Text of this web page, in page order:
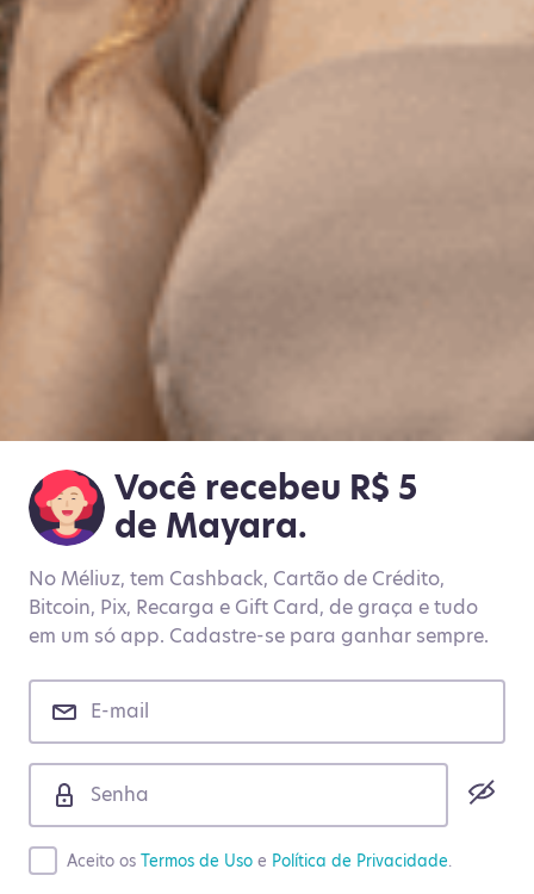
Você recebeu R$ 5
de Mayara.
No Méliuz, tem Cashback, Cartão de Crédito,
Bitcoin, Pix, Recarga e Gift Card, de graça e tudo
em um só app. Cadastre-se para ganhar sempre.
Aceito os Termos de Uso e Política de Privacidade.